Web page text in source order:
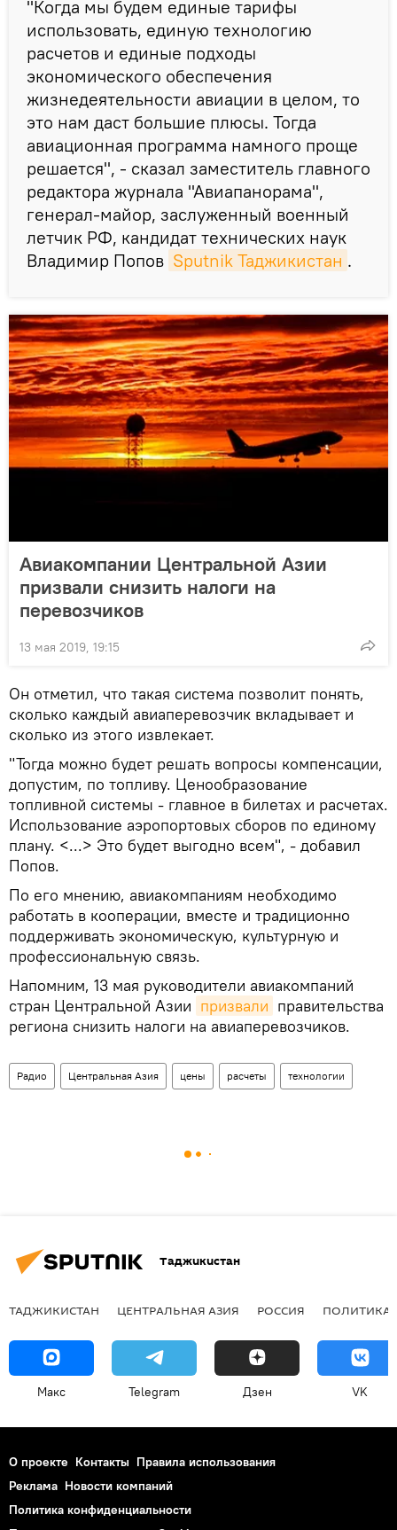
"Когда мы будем единые тарифы
использовать, единую технологию
расчетов и единые подходы
экономического обеспечения
жизнедеятельности авиации в целом, то
это нам даст большие плюсы. Тогда
авиационная программа намного проще
решается", - сказал заместитель главного
редактора журнала "Авиапанорама",
генерал-майор, заслуженный военный
летчик РФ, кандидат технических наук
Владимир Попов Sputnik Таджикистан .
Авиакомпании Центральной Азии
призвали снизить налоги на
перевозчиков
13 мая 2019, 19:15
Он отметил, что такая система позволит понять,
сколько каждый авиаперевозчик вкладывает и
сколько из этого извлекает.
"Тогда можно будет решать вопросы компенсации,
допустим, по топливу. Ценообразование
топливной системы - главное в билетах и расчетах.
Использование аэропортовых сборов по единому
плану. <...> Это будет выгодно всем", - добавил
Попов.
По его мнению, авиакомпаниям необходимо
работать в кооперации, вместе и традиционно
поддерживать экономическую, культурную и
профессиональную связь.
Напомним, 13 мая руководители авиакомпаний
стран Центральной Азии призвали правительства
региона снизить налоги на авиаперевозчиков.
Радио Центральная Азия цены расчеты технологии
Таджикистан
ТАДЖИКИСТАН ЦЕНТРАЛЬНАЯ АЗИЯ РОССИЯ ПОЛИТИКА
Макс Telegram Дзен VK
О проекте Контакты Правила использования
Реклама Новости компаний
Политика конфиденциальности